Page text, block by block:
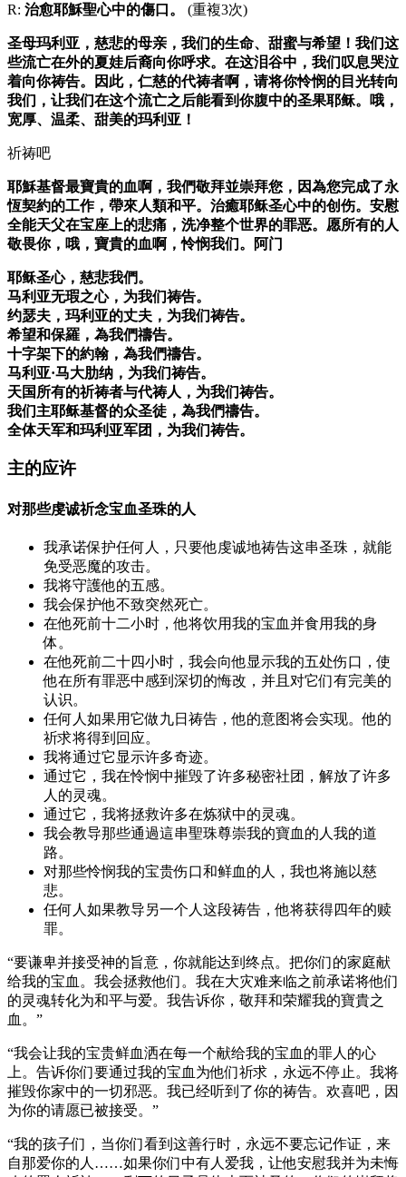
R: 治愈耶穌聖心中的傷口。 (重複3次)
圣母玛利亚，慈悲的母亲，我们的生命、甜蜜与希望！我们这
些流亡在外的夏娃后裔向你呼求。在这泪谷中，我们叹息哭泣
着向你祷告。因此，仁慈的代祷者啊，请将你怜悯的目光转向
我们，让我们在这个流亡之后能看到你腹中的圣果耶稣。哦，
宽厚、温柔、甜美的玛利亚！
祈祷吧
耶穌基督最寶貴的血啊，我們敬拜並崇拜您，因為您完成了永
恆契約的工作，帶來人類和平。治癒耶稣圣心中的创伤。安慰
全能天父在宝座上的悲痛，洗净整个世界的罪恶。愿所有的人
敬畏你，哦，寶貴的血啊，怜悯我们。阿门
耶稣圣心，慈悲我們。
马利亚无瑕之心，为我们祷告。
约瑟夫，玛利亚的丈夫，为我们祷告。
希望和保羅，為我們禱告。
十字架下的約翰，為我們禱告。
马利亚·马大肋纳，为我们祷告。
天国所有的祈祷者与代祷人，为我们祷告。
我们主耶稣基督的众圣徒，為我們禱告。
全体天军和玛利亚军团，为我们祷告。
主的应许
对那些虔诚祈念宝血圣珠的人
我承诺保护任何人，只要他虔诚地祷告这串圣珠，就能
免受恶魔的攻击。
我将守護他的五感。
我会保护他不致突然死亡。
在他死前十二小时，他将饮用我的宝血并食用我的身
体。
在他死前二十四小时，我会向他显示我的五处伤口，使
他在所有罪恶中感到深切的悔改，并且对它们有完美的
认识。
任何人如果用它做九日祷告，他的意图将会实现。他的
祈求将得到回应。
我将通过它显示许多奇迹。
通过它，我在怜悯中摧毁了许多秘密社团，解放了许多
人的灵魂。
通过它，我将拯救许多在炼狱中的灵魂。
我会教导那些通過這串聖珠尊崇我的寶血的人我的道
路。
对那些怜悯我的宝贵伤口和鲜血的人，我也将施以慈
悲。
任何人如果教导另一个人这段祷告，他将获得四年的赎
罪。
“要谦卑并接受神的旨意，你就能达到终点。把你们的家庭献
给我的宝血。我会拯救他们。我在大灾难来临之前承诺将他们
的灵魂转化为和平与爱。我告诉你，敬拜和荣耀我的寶貴之
血。”
“我会让我的宝贵鲜血洒在每一个献给我的宝血的罪人的心
上。告诉你们要通过我的宝血为他们祈求，永远不停止。我将
摧毁你家中的一切邪恶。我已经听到了你的祷告。欢喜吧，因
为你的请愿已被接受。”
“我的孩子们，当你们看到这善行时，永远不要忘记作证，来
自那爱你的人……如果你们中有人爱我，让他安慰我并为未悔